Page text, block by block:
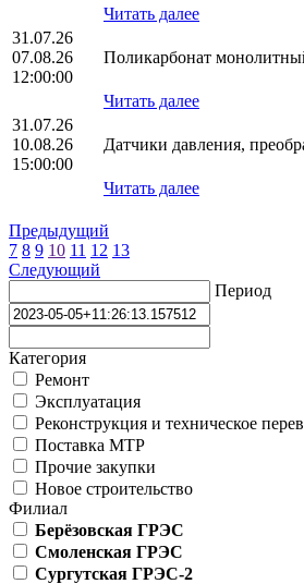
Читать далее
31.07.26
07.08.26
12:00:00
Поликарбонат
Читать далее
31.07.26
10.08.26
15:00:00
Датчики давления,
Читать далее
Предыдущий
7 8 9 10 11 12 13
Следующий
Период
Категория
Ремонт
Эксплуатация
Реконструкция и техническое
Поставка МТР
Прочие закупки
Новое строительство
Филиал
Берёзовская ГРЭС
Смоленская ГРЭС
Сургутская ГРЭС-2